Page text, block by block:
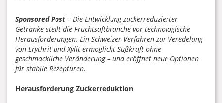
Sponsored Post – Die Entwicklung zuckerreduzierter
Getränke stellt die Fruchtsaftbranche vor technologische
Herausforderungen. Ein Schweizer Verfahren zur Veredelung
von Erythrit und Xylit ermöglicht Süßkraft ohne
geschmackliche Veränderung – und eröffnet neue Optionen
für stabile Rezepturen.
Herausforderung Zuckerreduktion